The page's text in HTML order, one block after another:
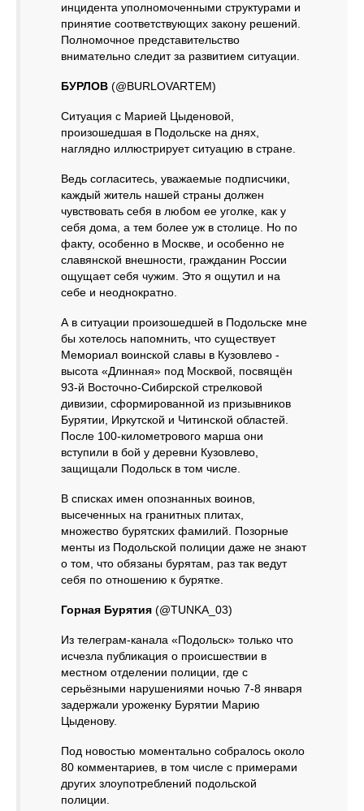
инцидента уполномоченными структурами и
принятие соответствующих закону решений.
Полномочное представительство
внимательно следит за развитием ситуации.
БУРЛОВ (@BURLOVARTEM)
Ситуация с Марией Цыденовой,
произошедшая в Подольске на днях,
наглядно иллюстрирует ситуацию в стране.
Ведь согласитесь, уважаемые подписчики,
каждый житель нашей страны должен
чувствовать себя в любом ее уголке, как у
себя дома, а тем более уж в столице. Но по
факту, особенно в Москве, и особенно не
славянской внешности, гражданин России
ощущает себя чужим. Это я ощутил и на
себе и неоднократно.
А в ситуации произошедшей в Подольске мне
бы хотелось напомнить, что существует
Мемориал воинской славы в Кузовлево -
высота «Длинная» под Москвой, посвящён
93-й Восточно-Сибирской стрелковой
дивизии, сформированной из призывников
Бурятии, Иркутской и Читинской областей.
После 100-километрового марша они
вступили в бой у деревни Кузовлево,
защищали Подольск в том числе.
В списках имен опознанных воинов,
высеченных на гранитных плитах,
множество бурятских фамилий. Позорные
менты из Подольской полиции даже не знают
о том, что обязаны бурятам, раз так ведут
себя по отношению к бурятке.
Горная Бурятия (@TUNKA_03)
Из телеграм-канала «Подольск» только что
исчезла публикация о происшествии в
местном отделении полиции, где с
серьёзными нарушениями ночью 7-8 января
задержали уроженку Бурятии Марию
Цыденову.
Под новостью моментально собралось около
80 комментариев, в том числе с примерами
других злоупотреблений подольской
полиции.